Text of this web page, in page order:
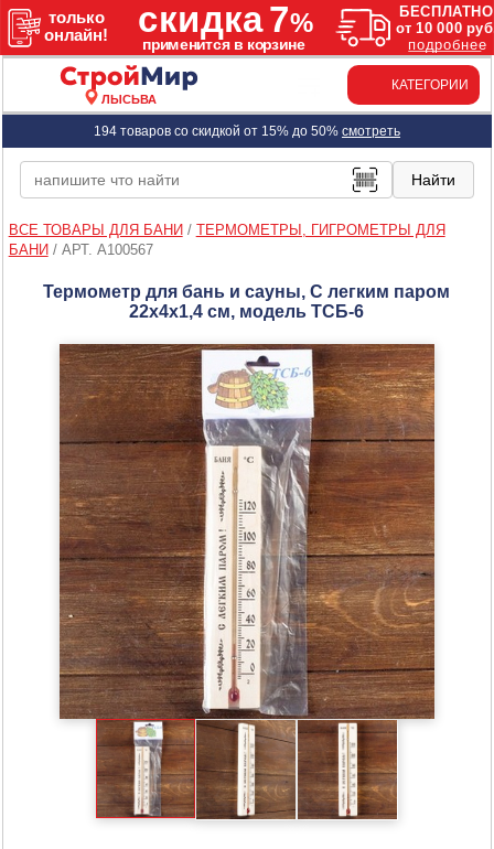
ЛЫСЬВА
КАТЕГОРИИ
194 товаров со скидкой от 15% до 50% смотреть
ВСЕ ТОВАРЫ ДЛЯ БАНИ / ТЕРМОМЕТРЫ, ГИГРОМЕТРЫ ДЛЯ
БАНИ / АРТ. A100567
Термометр для бань и сауны, С легким паром
22х4х1,4 см, модель ТСБ-6